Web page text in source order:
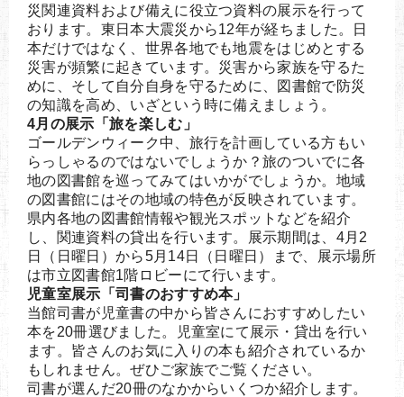
災関連資料および備えに役立つ資料の展示を行って
おります。東日本大震災から12年が経ちました。日
本だけではなく、世界各地でも地震をはじめとする
災害が頻繁に起きています。災害から家族を守るた
めに、そして自分自身を守るために、図書館で防災
の知識を高め、いざという時に備えましょう。
4月の展示「旅を楽しむ」
ゴールデンウィーク中、旅行を計画している方もい
らっしゃるのではないでしょうか？旅のついでに各
地の図書館を巡ってみてはいかがでしょうか。地域
の図書館にはその地域の特色が反映されています。
県内各地の図書館情報や観光スポットなどを紹介
し、関連資料の貸出を行います。展示期間は、4月2
日（日曜日）から5月14日（日曜日）まで、展示場所
は市立図書館1階ロビーにて行います。
児童室展示「司書のおすすめ本」
当館司書が児童書の中から皆さんにおすすめしたい
本を20冊選びました。児童室にて展示・貸出を行い
ます。皆さんのお気に入りの本も紹介されているか
もしれません。ぜひご家族でご覧ください。
司書が選んだ20冊のなかからいくつか紹介します。